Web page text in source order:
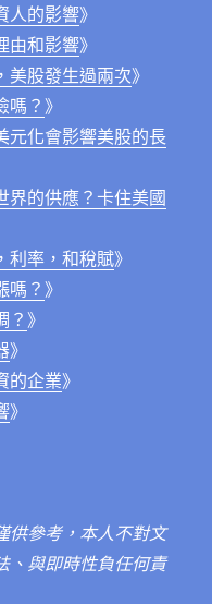
人的影響》
由和影響》
美股發生過兩次》
嗎？》
元化會影響美股的長
界的供應？卡住美國
利率，和稅賦》
嗎？》
？》
》
的企業》
》
供參考，本人不對文
、與即時性負任何責